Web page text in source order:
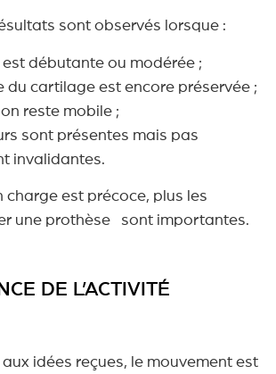
sont observés lorsque :
est débutante ou modérée ;
du cartilage est encore préservée ;
reste mobile ;
sont présentes mais pas
invalidantes.
charge est précoce, plus les
une prothèse sont importantes.
DE L’ACTIVITÉ
idées reçues, le mouvement est